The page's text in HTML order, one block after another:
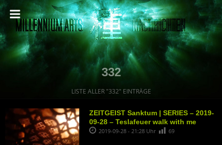
332
LISTE ALLER "332" EINTRÄGE
ZEITGEIST Sanktum | SERIES – 2019-
09-28 – Teslafeuer walk with me
2019-09-28 - 21:28 Uhr 69